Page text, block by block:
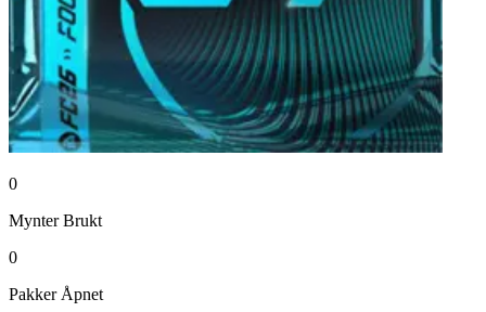
0
Mynter Brukt
0
Pakker Åpnet